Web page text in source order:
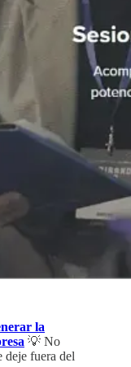
la
💡 No
deje fuera del